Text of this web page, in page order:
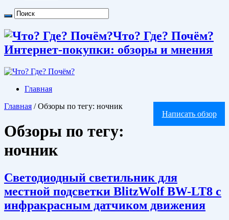
Что? Где? Почём?
Интернет-покупки: обзоры и мнения
Главная
Написать обзор
Главная / Обзоры по тегу: ночник
Обзоры по тегу:
ночник
Светодиодный светильник для
местной подсветки BlitzWolf BW-LT8 с
инфракрасным датчиком движения